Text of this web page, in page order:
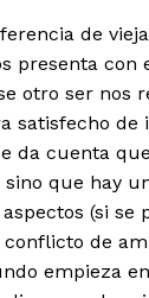
de
presenta con
otro ser nos
satisfecho
da cuenta
que hay
(si se
de
empieza